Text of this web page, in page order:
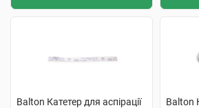
Balton Катетер для аспірації
Balton